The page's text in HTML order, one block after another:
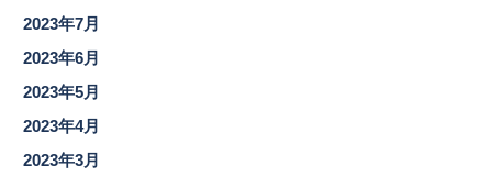
2023年7月
2023年6月
2023年5月
2023年4月
2023年3月